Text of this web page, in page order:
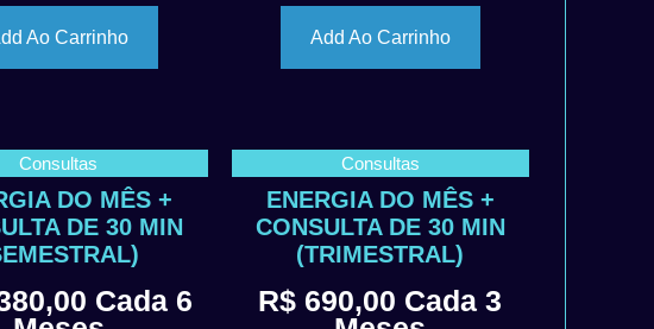
Ao Carrinho Add Ao Carrinho
Consultas
DO MÊS +
DE 30 MIN
Cada 6
Consultas
ENERGIA DO MÊS +
CONSULTA DE 30 MIN
(TRIMESTRAL)
R$ 690,00 Cada 3